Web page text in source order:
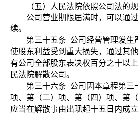
（五）人民法院依照公司法的
公司营业期限届满时，可以通
续。
第三十五条 公司经营管理发生
使股东利益受到重大损失，通过其
有公司全部股东表决权百分之十以
民法院解散公司。
第三十六条 公司因本章程第三
项、第（二）项、第（四）项、第
应当在解散事由出现起十五日内成